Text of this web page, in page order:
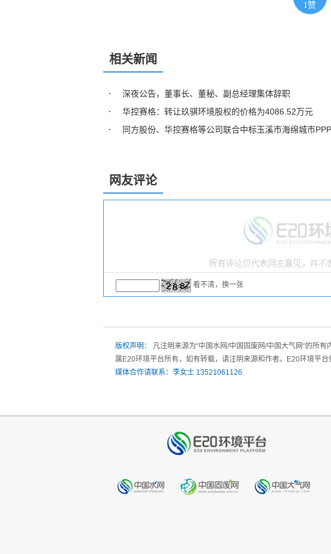
1赞
相关新闻
深夜公告，董事长、董秘、副总经理集体辞职
华控赛格：转让玖骐环境股权的价格为4086.52万元
同方股份、华控赛格等公司联合中标玉溪市海绵城市
网友评论
看不清，换一张
版权声明：
凡注明来源为“中国水网/中国固废网/中国大气网“的所
属E20环境平台所有，如有转载，请注明来源和作者。E20环境平台
媒体合作请联系：李女士 13521061126